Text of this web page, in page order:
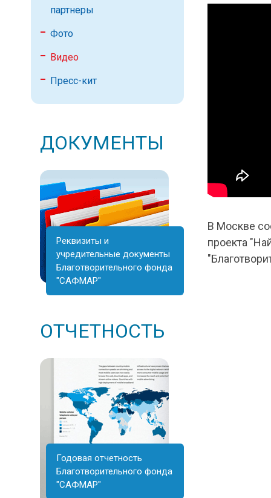
партнеры
Фото
Видео
Пресс-кит
ДОКУМЕНТЫ
Реквизиты и
учредительные документы
Благотворительного фонда
"САФМАР"
ОТЧЕТНОСТЬ
Годовая отчетность
Благотворительного фонда
"САФМАР"
В Москве
проекта